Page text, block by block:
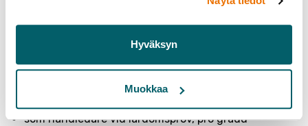
Hyväksyn
Muokkaa
som forskare vid företag, forskningsinstitut eller
analyserar, fördjupar sig i, tolkar information, skapar
och tillämpar ny information
som lärare för elever i olika åldrar och på olika nivåer
som handledare vid lärdomsprov, pro gradu-